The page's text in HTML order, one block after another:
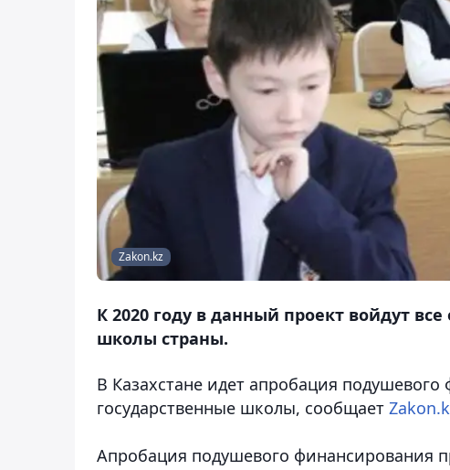
Zakon.kz
К 2020 году в данный проект войдут
школы страны.
В Казахстане идет апробация подушевого
государственные школы, сообщает
Апробация подушевого финансирования